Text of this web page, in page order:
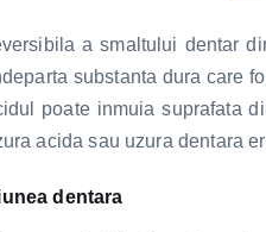
a smaltului dentar
substanta dura care
poate inmuia suprafata
acida sau uzura dentara
dentara